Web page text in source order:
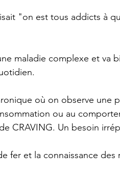
"on est tous addicts à
maladie complexe et va
où on observe une
ou au
CRAVING. Un besoin
fer et la connaissance